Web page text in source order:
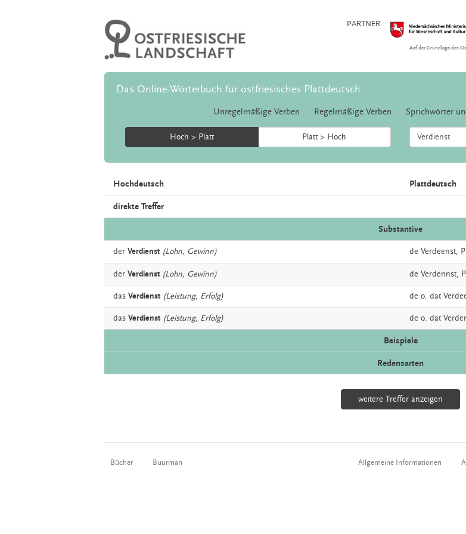
PARTNER
Auf der Grundlage des
Das Online-Wörterbuch für ostfriesisches Plattdeutsch
Unregelmäßige Verben Regelmäßige Verben Sprichwörter
Hoch > Platt Platt > Hoch
Hochdeutsch Plattdeutsch
direkte Treffer
Substantive
der Verdienst (Lohn, Gewinn) de Verdeenst,
der Verdienst (Lohn, Gewinn) de Verdennst,
das Verdienst (Leistung, Erfolg) de o. dat
das Verdienst (Leistung, Erfolg) de o. dat
Beispiele
Redensarten
weitere Treffer anzeigen
Bücher Buurman Allgemeine Informationen